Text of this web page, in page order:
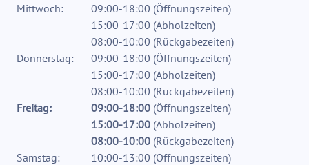
Mittwoch:
09:00-18:00 (Öffnungszeiten)
15:00-17:00 (Abholzeiten)
08:00-10:00 (Rückgabezeiten)
Donnerstag:
09:00-18:00 (Öffnungszeiten)
15:00-17:00 (Abholzeiten)
08:00-10:00 (Rückgabezeiten)
Freitag:
09:00-18:00(Öffnungszeiten)
15:00-17:00(Abholzeiten)
08:00-10:00(Rückgabezeiten)
Samstag:
10:00-13:00 (Öffnungszeiten)